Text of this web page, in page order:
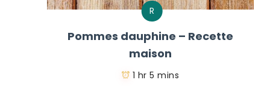
R
Pommes dauphine – Recette
maison
1 hr 5 mins